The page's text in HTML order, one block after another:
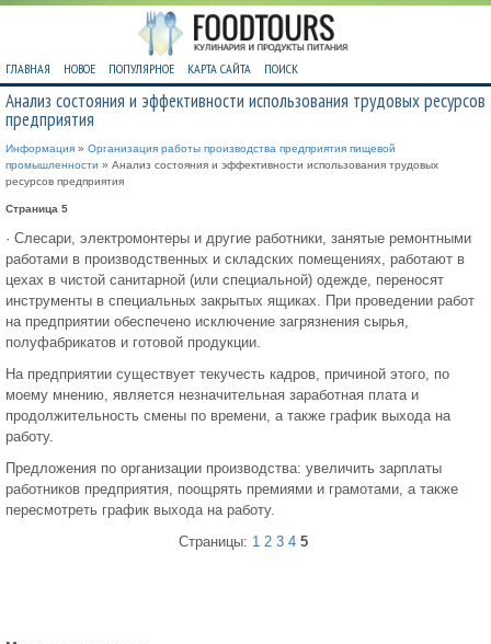
ГЛАВНАЯ НОВОЕ ПОПУЛЯРНОЕ КАРТА САЙТА ПОИСК
Анализ состояния и эффективности использования трудовых ресурсов
предприятия
Информация » Организация работы производства предприятия пищевой
промышленности » Анализ состояния и эффективности использования трудовых
ресурсов предприятия
Страница 5
· Слесари, электромонтеры и другие работники, занятые ремонтными
работами в производственных и складских помещениях, работают в
цехах в чистой санитарной (или специальной) одежде, переносят
инструменты в специальных закрытых ящиках. При проведении работ
на предприятии обеспечено исключение загрязнения сырья,
полуфабрикатов и готовой продукции.
На предприятии существует текучесть кадров, причиной этого, по
моему мнению, является незначительная заработная плата и
продолжительность смены по времени, а также график выхода на
работу.
Предложения по организации производства: увеличить зарплаты
работников предприятия, поощрять премиями и грамотами, а также
пересмотреть график выхода на работу.
Страницы: 1 2 3 4 5